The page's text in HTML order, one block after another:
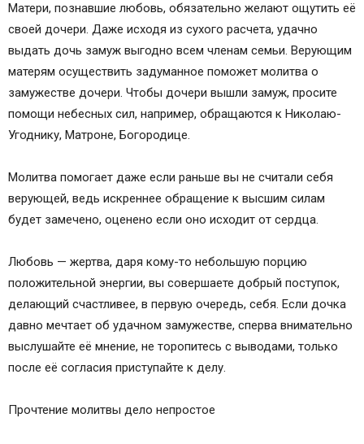
Материнская молитва о счастье дочери
Молитва матери о беременной дочери
Молитва за дочь Матроне и Николаю
чудотворцу
Молитва на роды дочери Св. Матроне
Молитва, чтобы дочь удачно вышла замуж
Молитва в день рождения дочери
Кому молиться о замужестве
Молитва Господу Богу о замужестве
Чего делать не нужно
Молитва к мученикам Адриану и Наталии, чтобы
дочь вышла замуж
Оставить комментарий Cancel Reply
Похожие статьи
Символ Веры
Молитвы о замужестве и счастье в браке
(Церковная записка )
Матери, познавшие любовь, обязательно желают ощутить её
своей дочери. Даже исходя из сухого расчета, удачно
выдать дочь замуж выгодно всем членам семьи. Верующим
матерям осуществить задуманное поможет молитва о
замужестве дочери. Чтобы дочери вышли замуж, просите
помощи небесных сил, например, обращаются к Николаю-
Угоднику, Матроне, Богородице.
Молитва помогает даже если раньше вы не считали себя
верующей, ведь искреннее обращение к высшим силам
будет замечено, оценено если оно исходит от сердца.
Любовь — жертва, даря кому-то небольшую порцию
положительной энергии, вы совершаете добрый поступок,
делающий счастливее, в первую очередь, себя. Если дочка
давно мечтает об удачном замужестве, сперва внимательно
выслушайте её мнение, не торопитесь с выводами, только
после её согласия приступайте к делу.
Прочтение молитвы дело непростое